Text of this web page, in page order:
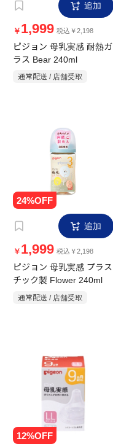
追加
￥ 1,999 税込￥2,198
ピジョン 母乳実感 耐熱ガ
ラス Bear 240ml
通常配送 / 店舗受取
追加
￥ 1,999 税込￥2,198
ピジョン 母乳実感 プラス
チック製 Flower 240ml
通常配送 / 店舗受取